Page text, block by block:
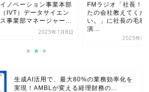
イノベーション事業本部
（IVT）データサイエン
ス事業部マネージャー...
2025年7月8日
FMラジオ「社長！
たの会社教えてくだ
い。」に社長の毛利
演...
2025年8
生成AI活用で、最大80%の業務効率化を
実現！AMBLが変える経理財務の...